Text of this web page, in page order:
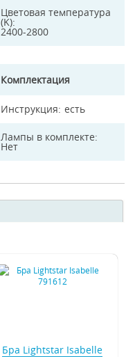
Цветовая температура
(K)
2400-2800
Комплектация
Инструкция есть
Лампы в комплекте
Нет
Бра Lightstar Isabelle